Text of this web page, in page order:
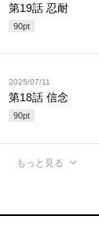
第19話 忍耐
90pt
2025/07/11
第18話 信念
90pt
もっと見る